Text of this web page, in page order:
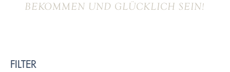
BEKOMMEN UND GLÜCKLICH SEIN!
FILTER